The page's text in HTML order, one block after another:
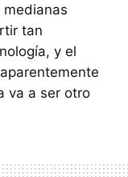
tan
y el
va a ser otro